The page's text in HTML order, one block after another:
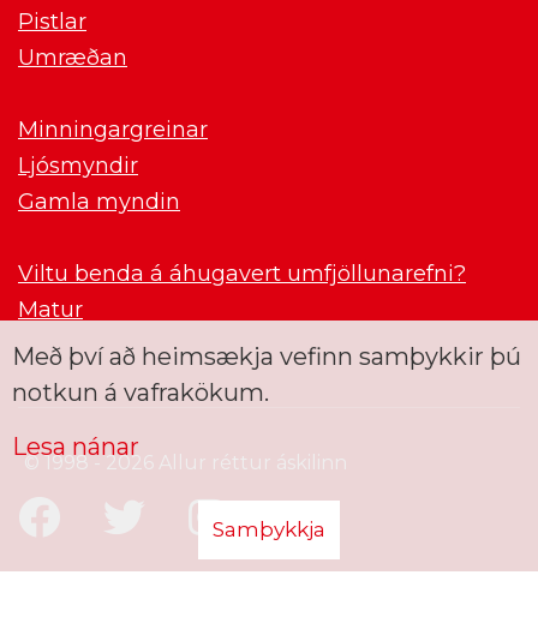
Pistlar
Umræðan
Minningargreinar
Ljósmyndir
Gamla myndin
Viltu benda á áhugavert umfjöllunarefni?
Matur
© 1998 - 2026 Allur réttur áskilinn
Með því að heimsækja vefinn samþykkir þú
notkun á vafrakökum.
Lesa nánar
Samþykkja